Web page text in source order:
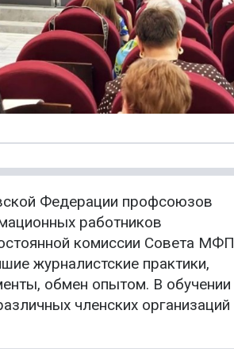
Федерации профсоюзов
работников
комиссии Совета МФП
журналистские практики,
обмен опытом. В обучении
членских организаций